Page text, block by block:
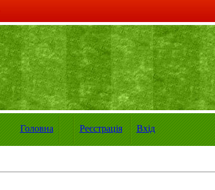
Головна Реєстрація Вхід